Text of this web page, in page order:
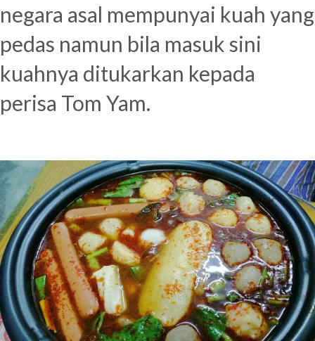
negara asal mempunyai kuah yang
pedas namun bila masuk sini
kuahnya ditukarkan kepada
perisa Tom Yam.